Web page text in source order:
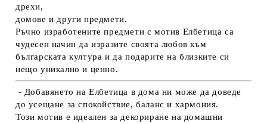
дрехи,
домове и други предмети.
Ръчно изработените предмети с мотив Елбетица са
чудесен начин да изразите своята любов към
българската култура и да подарите на близките си
нещо уникално и ценно.
- Добавянето на Елбетица в дома ни може да доведе
до усещане за спокойствие, баланс и хармония.
Този мотив е идеален за декориране на домашни